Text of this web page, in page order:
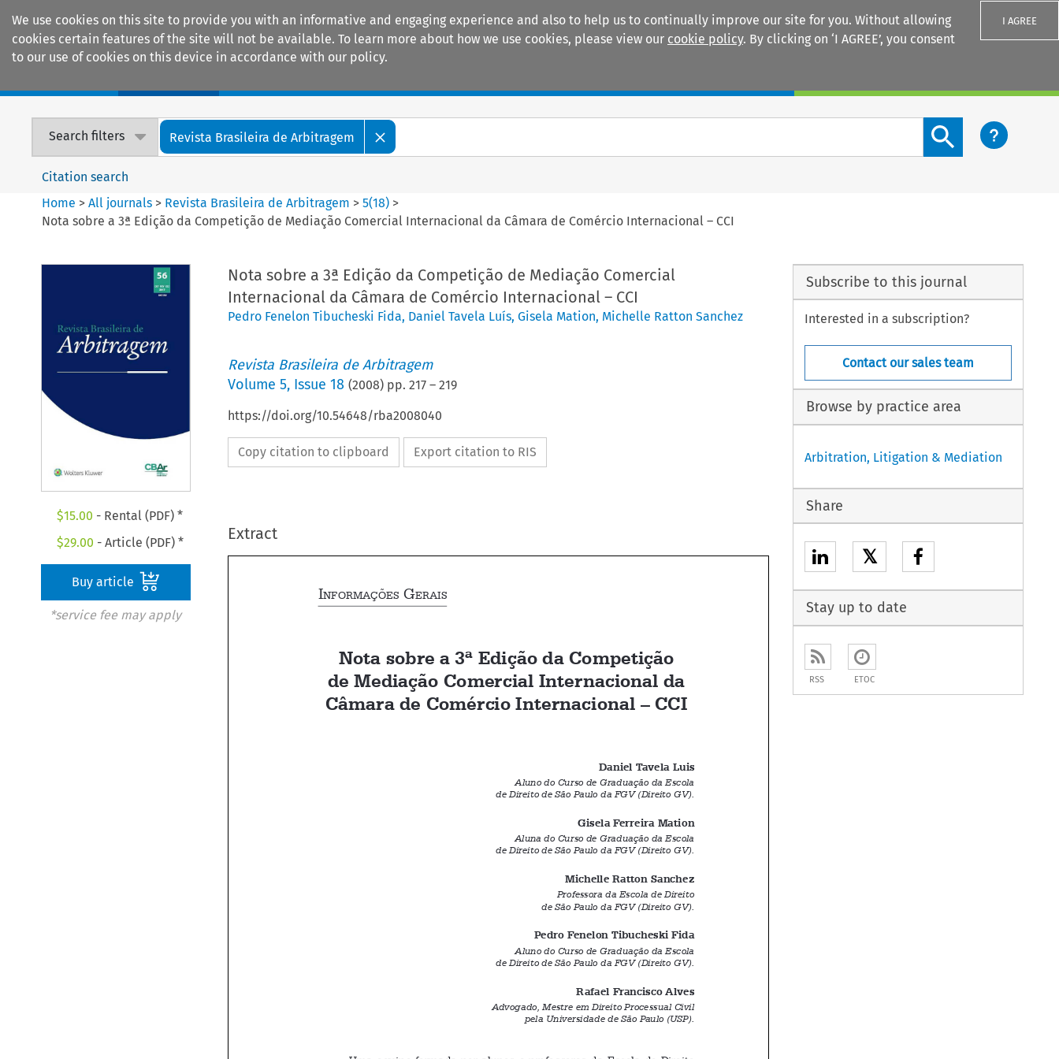
We use cookies on this site to provide you with an informative and engaging experience and also to help us to continually improve our site for you. Without allowing
cookies certain features of the site will not be available. To learn more about how we use cookies, please view our cookie policy. By clicking on ‘I AGREE’, you consent
to our use of cookies on this device in accordance with our policy.
I AGREE
Search filters Revista Brasileira de Arbitragem
Search content button
Citation search
Home >All journals > Revista Brasileira de Arbitragem >5(18) >
Nota sobre a 3ª Edição da Competição de Mediação Comercial Internacional da Câmara de Comércio Internacional – CCI
$15.00 - Rental (PDF) *
$29.00 - Article (PDF) *
Buy article
*service fee may apply
Nota sobre a 3ª Edição da Competição de Mediação Comercial
Internacional da Câmara de Comércio Internacional – CCI
Pedro Fenelon Tibucheski Fida, Daniel Tavela Luís, Gisela Mation, Michelle Ratton Sanchez
Revista Brasileira de Arbitragem
Volume 5, Issue 18 (2008) pp. 217– 219
https://doi.org/10.54648/rba2008040
Copy citation to clipboard Export citation to RIS
Extract
   


















informações G erais
Câmara de Comércio Internacional – CCI
Aluno do Curso de Graduação da Escola
de Direito de São Paulo da FGV (Direito GV).
Gisela Ferreira Mation
Professora da Escola de Direito
de São Paulo da FGV (Direito GV).
Aluno do Curso de Graduação da Escola
de Direito de São Paulo da FGV (Direito GV).
Rafael Francisco Alves
pela Universidade de São Paulo (USP).
Uma  equipe  formada  por  alunos  e  professores  da  Escola  de  Direito
de  São  Paulo  da  FGV  (Direito  GV)  consagrou-se  campeã  na  3ª  edição  da
Subscribe to this journal
Interested in a subscription?
Contact our sales team
Browse by practice area
Arbitration, Litigation & Mediation
Share
𝕏
Stay up to date
RSS ETOC